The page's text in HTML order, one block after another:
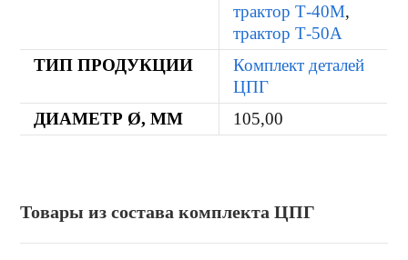
трактор Т-40М,
трактор Т-50А
ТИП ПРОДУКЦИИ
Комплект деталей
ЦПГ
ДИАМЕТР Ø, ММ
105,00
Товары из состава комплекта ЦПГ